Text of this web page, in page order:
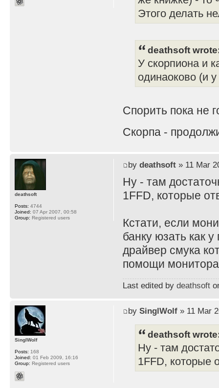
Этого делать
deathsoft
У скорпиона и
одинаоково (и
Спорить пока не
Скорпа -
by deathsoft» 11 Mar
Ну - там
1FFD, которые
Кстати, если
банку юзать как
драйвер смука
помощи
Last edited by deathsoft
deathsoft
Posts: 4744
Joined: 07 Apr 2007, 00:58
Group: Registered users
by SinglWolf» 11 Mar
deathsoft
Ну - там
1FFD, которые
SinglWolf
Posts: 168
Joined: 01 Feb 2009, 16:16
Group: Registered users